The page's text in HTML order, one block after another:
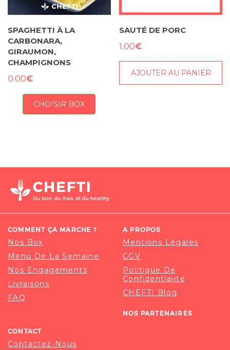
SPAGHETTI À LA
CARBONARA,
GIRAUMON,
CHAMPIGNONS
0.00€
CHOISIR BOX
SAUTÉ DE PORC
1.00€
AJOUTER AU PANIER
COMMENT ÇA MARCHE ?
Nos Box
Menu De La Semaine
Nos Engagements
Livraisons
FAQ
A PROPOS
Mentions Légales
CGV
Politique De
Confidentialité
CHEFTI Blog
NOS PARTENAIRES
CONTACT
Contactez-Nous